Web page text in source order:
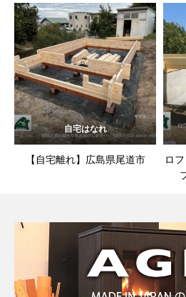
自宅はなれ
【自宅離れ】広島県尾道市
ロ